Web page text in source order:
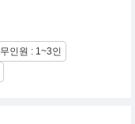
인원 : 1~3인